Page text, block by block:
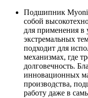
Подшипник
собой
для применения в
экстремальных
подходит для
механизмах, где
долговечность.
инновационных
производства,
работу даже в